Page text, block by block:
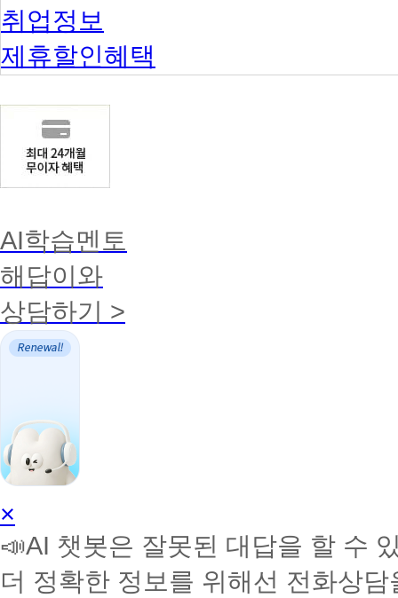
취업정보
제휴할인혜택
AI학습멘토
해답이와
상담하기 >
AI
학
습
토
×
📣AI 챗봇은 잘못된 대답을 할 수
더 정확한 정보를 위해선 전화상